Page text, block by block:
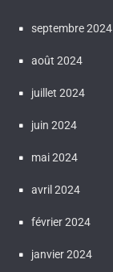
septembre 2024
août 2024
juillet 2024
juin 2024
mai 2024
avril 2024
février 2024
janvier 2024